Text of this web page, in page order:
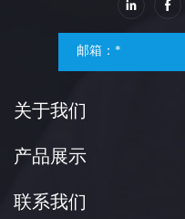
关于我们
产品展示
联系我们